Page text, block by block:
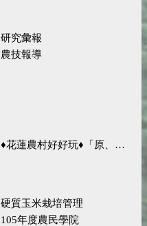
研究彙報
農技報導
♦花蓮農村好好玩♦「原、生、慢、活」四條遊程推薦
硬質玉米栽培管理
105年度農民學院